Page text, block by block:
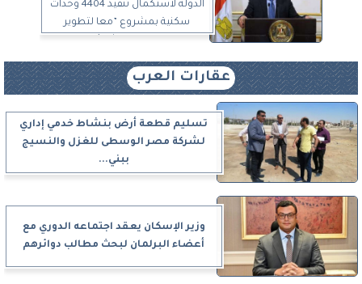
الدولة لاستكمال تنفيذ 4404 وحدات
سكنية بمشروع ”معا لتطوير
عقارات العرب
تسليم قطعة أرض بنشاط خدمي إداري
لشركة مصر الوسطى للغزل والنسيج
ببني...
وزير الإسكان يعقد اجتماعه الدوري مع
أعضاء البرلمان لبحث مطالب دوائرهم